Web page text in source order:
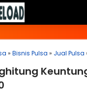
» Bisnis Pulsa » Jual Pulsa